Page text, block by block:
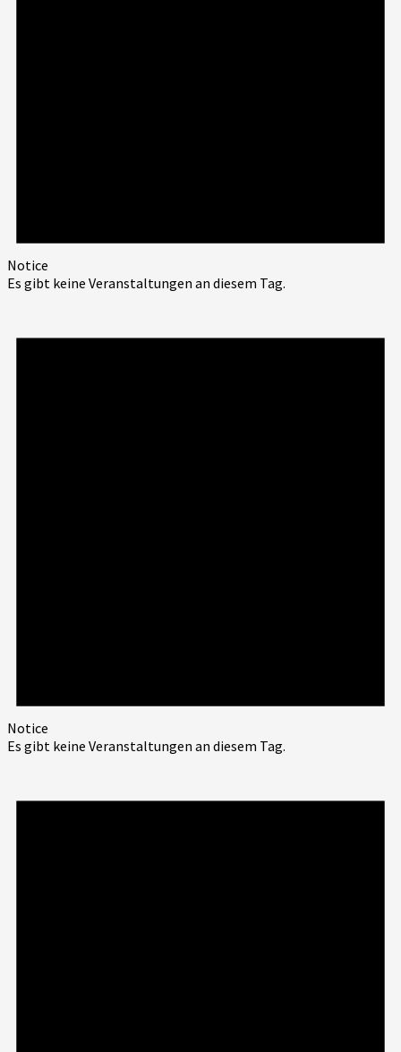
Notice
Es gibt keine Veranstaltungen an diesem Tag.
Notice
Es gibt keine Veranstaltungen an diesem Tag.